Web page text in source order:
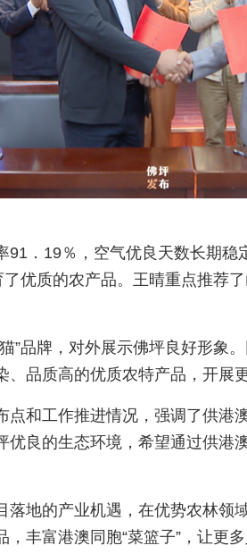
91．19％，空气优良天数长期
优质的农产品。王晴重点推荐
”品牌，对外展示佛坪良好形象
品质高的优质农特产品，开展
点和工作推进情况，强调了供港
良的生态环境，希望通过供港
地的产业机遇，在优势农林领
丰富港澳同胞“菜篮子”，让更